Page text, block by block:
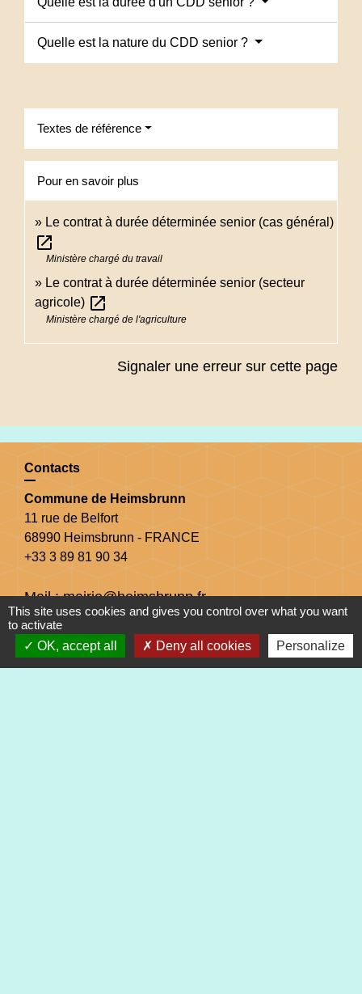
Quelle est la nature du CDD senior ?
Textes de référence
Pour en savoir plus
Le contrat à durée déterminée senior (cas général)
open_in_new
Ministère chargé du travail
Le contrat à durée déterminée senior (secteur
agricole) open_in_new
Ministère chargé de l'agriculture
Signaler une erreur sur cette page
Contacts
Commune de Heimsbrunn
11 rue de Belfort
68990 Heimsbrunn - FRANCE
+33 3 89 81 90 34
Mail : mairie@heimsbrunn.fr
Horaires d'ouverture:
This site uses cookies and gives you control over what you want
to activate
OK, accept all
Deny all cookies Personalize